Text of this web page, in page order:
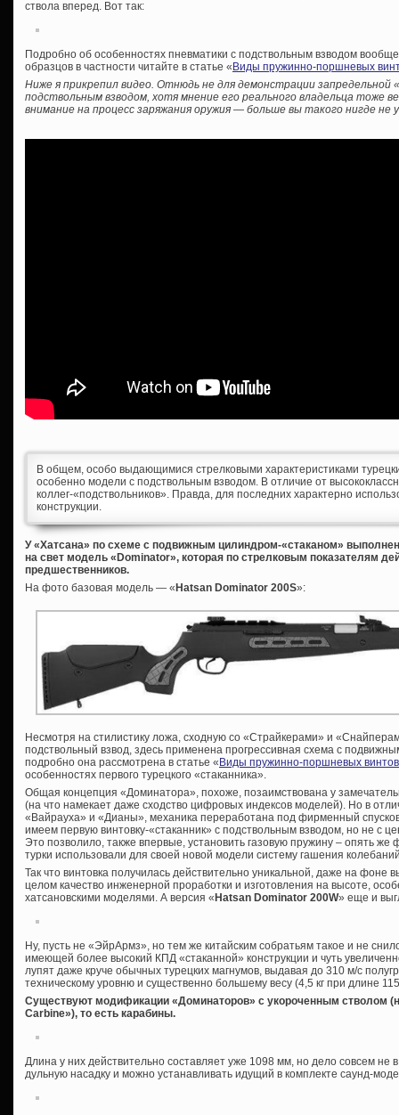
ствола вперед. Вот так:
Подробно об особенностях пневматики с подствольным взводом
образцов в частности читайте в статье « Виды пружинно-поршневых
Ниже я прикрепил видео. Отнюдь не для демонстрации запредельной
подствольным взводом, хотя мнение его реального владельца тоже
внимание на процесс заряжания оружия — больше вы такого нигде не
В общем, особо выдающимися стрелковыми характеристиками
особенно модели с подствольным взводом. В отличие от
коллег-«подствольников». Правда, для последних характерно
конструкции.
У «Хатсана» по схеме с подвижным цилиндром-«стаканом»
на свет модель «Dominator», которая по стрелковым показателям
предшественников.
На фото базовая модель — « Hatsan Dominator 200S»:
Несмотря на стилистику ложа, сходную со «Страйкерами» и
подствольный взвод, здесь применена прогрессивная схема с
подробно она рассмотрена в статье « Виды пружинно-поршневых
особенностях первого турецкого «стаканника».
Общая концепция «Доминатора», похоже, позаимствована у
(на что намекает даже сходство цифровых индексов моделей). Но в
«Вайрауха» и «Дианы», механика переработана под фирменный
имеем первую винтовку-«стаканник» с подствольным взводом, но не с
Это позволило, также впервые, установить газовую пружину – опять
турки использовали для своей новой модели систему гашения
Так что винтовка получилась действительно уникальной, даже на фоне
целом качество инженерной проработки и изготовления на высоте,
хатсановскими моделями. А версия « Hatsan Dominator 200W» еще и
Ну, пусть не «ЭйрАрмз», но тем же китайским собратьям такое и не
имеющей более высокий КПД «стаканной» конструкции и чуть
лупят даже круче обычных турецких магнумов, выдавая до 310 м/с
техническому уровню и существенно большему весу (4,5 кг при длине
Существуют модификации «Доминаторов» с укороченным стволом
Carbine»), то есть карабины.
Длина у них действительно составляет уже 1098 мм, но дело совсем не
дульную насадку и можно устанавливать идущий в комплекте саунд-